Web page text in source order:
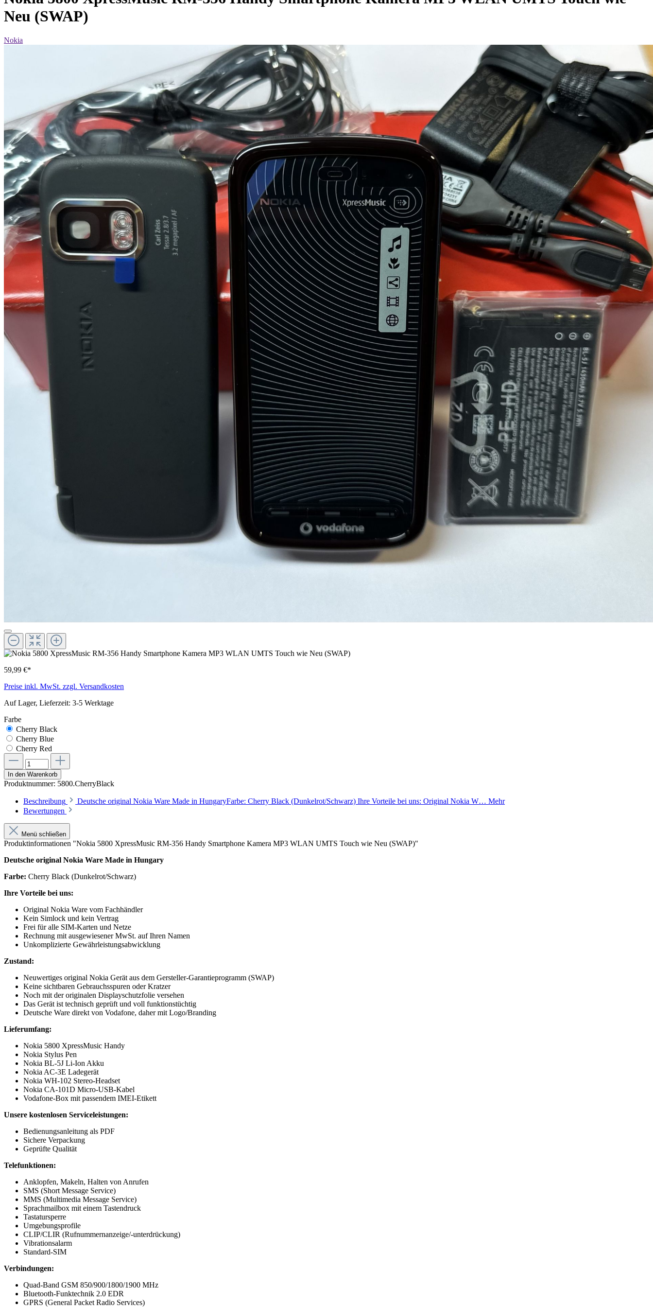
Neu (SWAP)
Nokia
59,99 €*
Preise inkl. MwSt. zzgl. Versandkosten
Auf Lager, Lieferzeit: 3-5 Werktage
Farbe
Cherry Black
Cherry Blue
Cherry Red
In den Warenkorb
Produktnummer: 5800.CherryBlack
Beschreibung Deutsche original Nokia Ware Made in HungaryFarbe: Cherry Black (Dunkelrot/Schwarz) Ihre Vorteile bei uns: Original Nokia W… Mehr
Bewertungen
Menü schließen
Produktinformationen "Nokia 5800 XpressMusic RM-356 Handy Smartphone Kamera MP3 WLAN UMTS Touch wie Neu (SWAP)"
Deutsche original Nokia Ware Made in Hungary
Farbe: Cherry Black (Dunkelrot/Schwarz)
Ihre Vorteile bei uns:
Original Nokia Ware vom Fachhändler
Kein Simlock und kein Vertrag
Frei für alle SIM-Karten und Netze
Rechnung mit ausgewiesener MwSt. auf Ihren Namen
Unkomplizierte Gewährleistungsabwicklung
Zustand:
Neuwertiges original Nokia Gerät aus dem Gersteller-Garantieprogramm (SWAP)
Keine sichtbaren Gebrauchsspuren oder Kratzer
Noch mit der originalen Displayschutzfolie versehen
Das Gerät ist technisch geprüft und voll funktionstüchtig
Deutsche Ware direkt von Vodafone, daher mit Logo/Branding
Lieferumfang:
Nokia 5800 XpressMusic Handy
Nokia Stylus Pen
Nokia BL-5J Li-Ion Akku
Nokia AC-3E Ladegerät
Nokia WH-102 Stereo-Headset
Nokia CA-101D Micro-USB-Kabel
Vodafone-Box mit passendem IMEI-Etikett
Unsere kostenlosen Serviceleistungen:
Bedienungsanleitung als PDF
Sichere Verpackung
Geprüfte Qualität
Telefunktionen:
Anklopfen, Makeln, Halten von Anrufen
SMS (Short Message Service)
MMS (Multimedia Message Service)
Sprachmailbox mit einem Tastendruck
Tastatursperre
Umgebungsprofile
CLIP/CLIR (Rufnummernanzeige/-unterdrückung)
Vibrationsalarm
Standard-SIM
Verbindungen:
Quad-Band GSM 850/900/1800/1900 MHz
Bluetooth-Funktechnik 2.0 EDR
GPRS (General Packet Radio Services)